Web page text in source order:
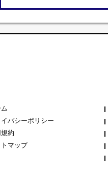
バシーポリシー
約
マップ